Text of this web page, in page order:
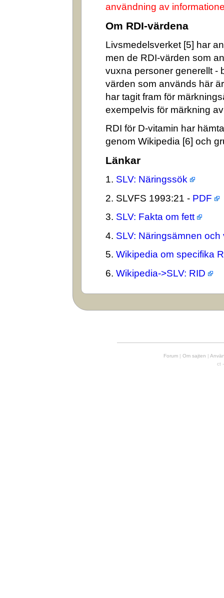
användning av
Om RDI-värdena
Livsmedelsverket [5] har
men de RDI-värden som
vuxna personer generellt -
värden som används här
har tagit fram för
exempelvis för märkning
RDI för D-vitamin har
genom Wikipedia [6] och
Länkar
1. SLV: Näringssök
2. SLVFS 1993:21 - PDF
3. SLV: Fakta om fett
4. SLV: Näringsämnen och
5. Wikipedia om specifika
6. Wikipedia->SLV: RID
Forum | Om sajten |
ct